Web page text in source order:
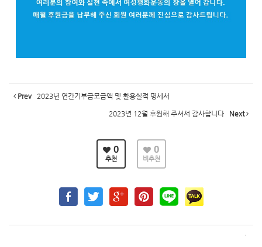
Prev 2023년 연간기부금모금액 및 활용실적 명세서
2023년 12월 후원해 주셔서 감사합니다 Next
0
추천
0
비추천